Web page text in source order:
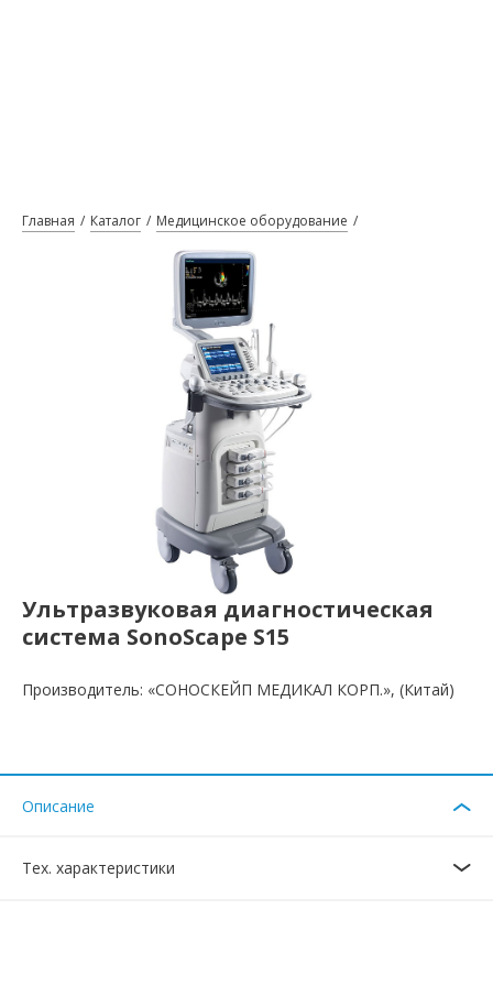
Главная Каталог Медицинское оборудование
Ультразвуковая диагностическая
система SonoScape S15
Производитель: «СОНОСКЕЙП МЕДИКАЛ КОРП.», (Китай)
Описание
Тех. характеристики